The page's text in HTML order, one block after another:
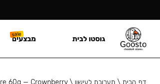
דף הבית\ תערובת לעישון \
60g — Crownberry
גוסטו לבית מבצעים